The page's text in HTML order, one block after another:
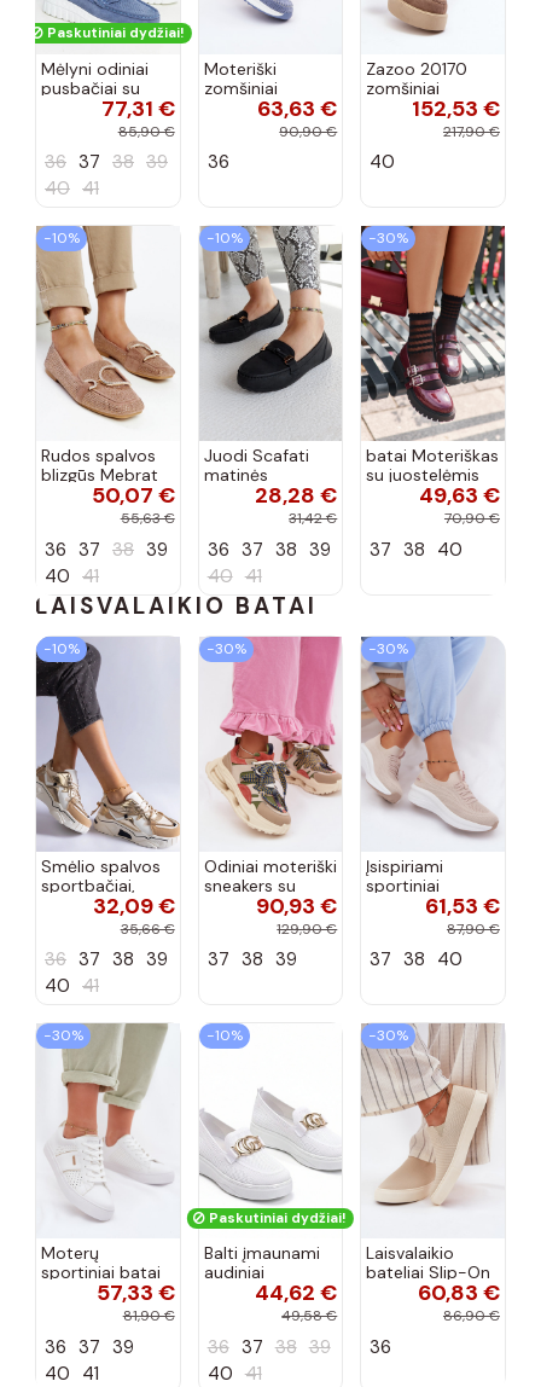
Paskutiniai dydžiai!
Mėlyni odiniai
pusbačiai su
dekoratyvine
sagtimi Taija
77,31 €
85,90 €
36 37 38 39
40 41
Moteriški
zomšiniai
mokasinai
Demela mėlynos
63,63 €
90,90 €
36
Zazoo 20170
zomšiniai
bateliai su
kulniukais smėlio
152,53 €
217,90 €
40
−10%
Rudos spalvos
blizgūs Mebrat
bateliai50,07 €
55,63 €
36 37 38 39
40 41
−10%
Juodi Scafati
matinės
apdailos bateliai
28,28 €
31,42 €
36 37 38 39
40 41
−30%
batai Moteriškas
su juostelėmis
su lako efektu
bordo spalvos
49,63 €
70,90 €
37 38 40
LAISVALAIKIO BATAI
−10%
Smėlio spalvos
sportbačiai,
dekoruoti Valdez
cirkonio virvele
32,09 €
35,66 €
36 37 38 39
40 41
−30%
Odiniai moteriški
sneakers su
platforma D&A
CR61-3133
90,93 €
129,90 €
37 38 39
−30%
Įsispiriami
sportiniai
bateliai Kobbo
102425 smėlio
61,53 €
87,90 €
37 38 40
−30%
Moterų
sportiniai batai
su ažūro
elementais Big
baltos spalvos
57,33 €
81,90 €
36 37 39
40 41
−10%
Paskutiniai dydžiai!
Balti įmaunami
audiniai
sportbačiai su
44,62 €
49,58 €
36 37 38 39
40 41
−30%
Laisvalaikio
bateliai Slip-On
Big Star
RR274721 smėlio
60,83 €
86,90 €
36